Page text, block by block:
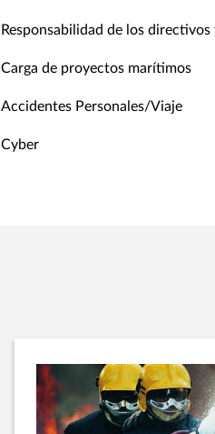
Responsabilidad de los
Carga de proyectos marítimos
Accidentes Personales/Viaje
Cyber